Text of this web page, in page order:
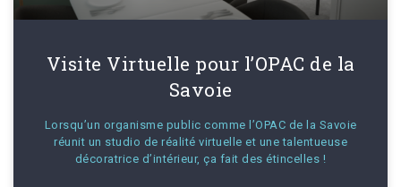
Visite Virtuelle pour l’OPAC de la
Savoie
Lorsqu’un organisme public comme l’OPAC de la Savoie
réunit un studio de réalité virtuelle et une talentueuse
décoratrice d’intérieur, ça fait des étincelles !